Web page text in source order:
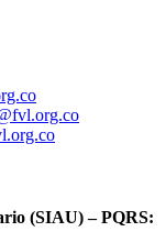
(SIAU) – PQRS: